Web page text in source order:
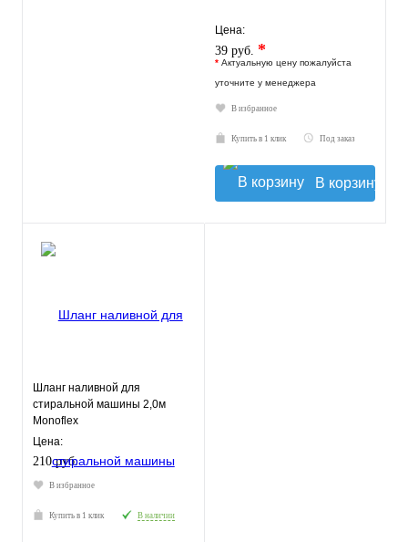
Цена:
39 руб. *
* Актуальную цену пожалуйста
уточните у менеджера
В избранное
Купить в 1 клик Под заказ
В корзину
Шланг наливной для
стиральной машины 2,0м
Monoflex
Цена:
210 руб.
В избранное
Купить в 1 клик В наличии